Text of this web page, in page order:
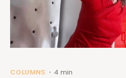
COLUMNS • 4 min